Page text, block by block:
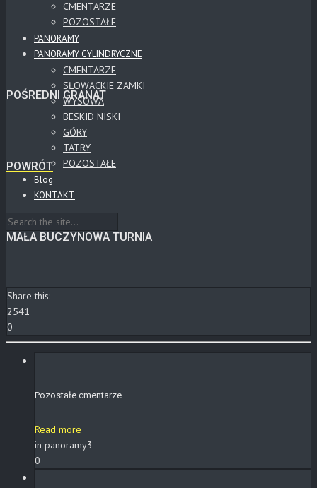
CMENTARZE
POZOSTAŁE
PANORAMY
PANORAMY CYLINDRYCZNE
CMENTARZE
SŁOWACKIE ZAMKI
WYSOWA
BESKID NISKI
GÓRY
TATRY
POZOSTAŁE
Blog
KONTAKT
POŚREDNI GRANAT
POWRÓT
MAŁA BUCZYNOWA TURNIA
Share this:
2541
0
Pozostałe cmentarze
Read more
in panoramy3
0